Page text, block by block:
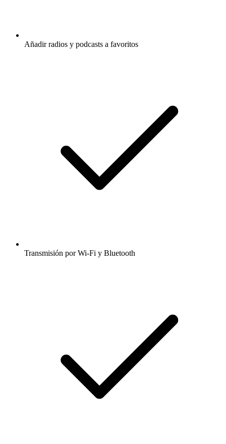
Añadir radios y podcasts a favoritos
Transmisión por Wi-Fi y Bluetooth